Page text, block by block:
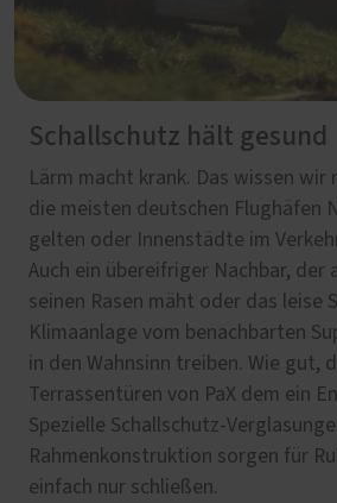
Schallschutz hält gesund
Lärm macht krank. Das wissen
die meisten deutschen Flughäfen
gelten oder Innenstädte im
Auch ein übereifriger Nachbar, der
seinen Rasen mäht oder das leise
Klimaanlage vom benachbarten
in den Wahnsinn treiben. Wie gut,
Terrassentüren von PaX dem ein
Spezielle Schallschutz-
Rahmenkonstruktion sorgen für
einfach nur schließen.